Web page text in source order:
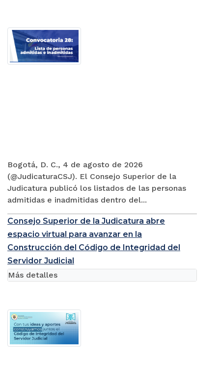
Bogotá, D. C., 4 de agosto de 2026
(@JudicaturaCSJ). El Consejo Superior de la
Judicatura publicó los listados de las personas
admitidas e inadmitidas dentro del...
Consejo Superior de la Judicatura abre
espacio virtual para avanzar en la
Construcción del Código de Integridad del
Servidor Judicial
Más detalles